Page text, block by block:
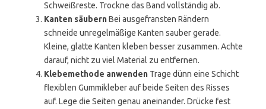
Schweißreste. Trockne das Band vollständig ab.
Kanten säubernBei ausgefransten Rändern
schneide unregelmäßige Kanten sauber gerade.
Kleine, glatte Kanten kleben besser zusammen. Achte
darauf, nicht zu viel Material zu entfernen.
Klebemethode anwenden Trage dünn eine Schicht
flexiblen Gummikleber auf beide Seiten des Risses
auf. Lege die Seiten genau aneinander. Drücke fest